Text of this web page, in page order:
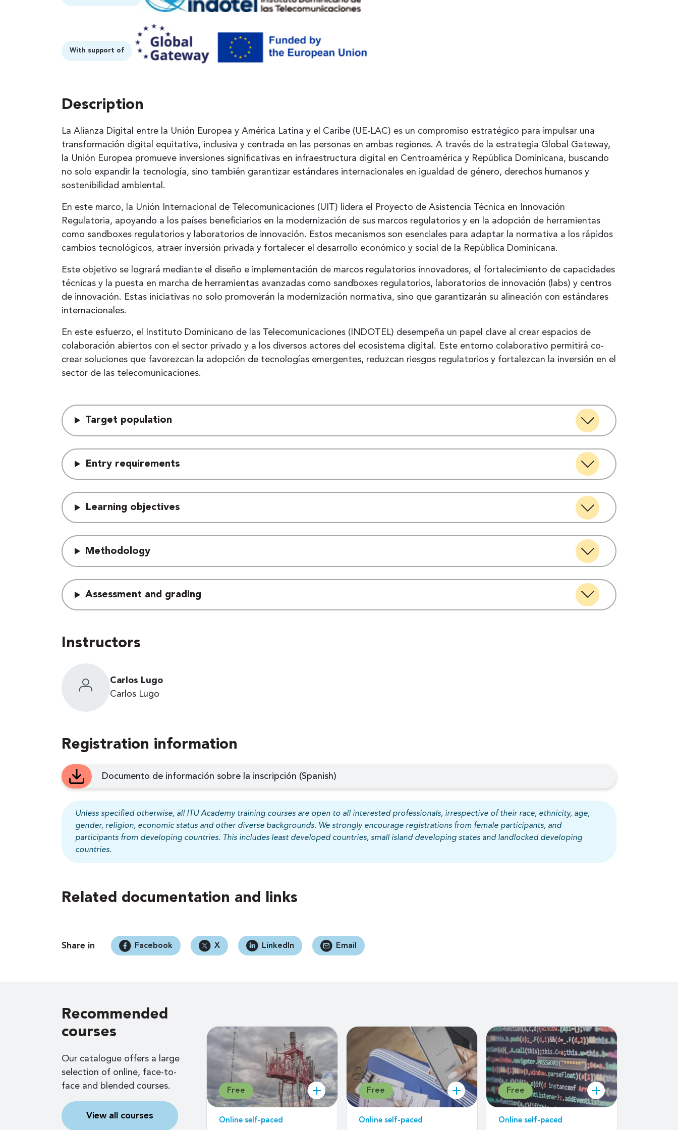
With support of
Description
La Alianza Digital entre la Unión Europea y América Latina y el Caribe (UE-LAC) es un compromiso estratégico para impulsar una
transformación digital equitativa, inclusiva y centrada en las personas en ambas regiones. A través de la estrategia Global Gateway,
la Unión Europea promueve inversiones significativas en infraestructura digital en Centroamérica y República Dominicana, buscando
no solo expandir la tecnología, sino también garantizar estándares internacionales en igualdad de género, derechos humanos y
sostenibilidad ambiental.
En este marco, la Unión Internacional de Telecomunicaciones (UIT) lidera el Proyecto de Asistencia Técnica en Innovación
Regulatoria, apoyando a los países beneficiarios en la modernización de sus marcos regulatorios y en la adopción de herramientas
como sandboxes regulatorios y laboratorios de innovación. Estos mecanismos son esenciales para adaptar la normativa a los rápidos
cambios tecnológicos, atraer inversión privada y fortalecer el desarrollo económico y social de la República Dominicana.
Este objetivo se logrará mediante el diseño e implementación de marcos regulatorios innovadores, el fortalecimiento de capacidades
técnicas y la puesta en marcha de herramientas avanzadas como sandboxes regulatorios, laboratorios de innovación (labs) y centros
de innovación. Estas iniciativas no solo promoverán la modernización normativa, sino que garantizarán su alineación con estándares
internacionales.
En este esfuerzo, el Instituto Dominicano de las Telecomunicaciones (INDOTEL) desempeña un papel clave al crear espacios de
colaboración abiertos con el sector privado y a los diversos actores del ecosistema digital. Este entorno colaborativo permitirá co-
crear soluciones que favorezcan la adopción de tecnologías emergentes, reduzcan riesgos regulatorios y fortalezcan la inversión en el
sector de las telecomunicaciones.
Target population
Entry requirements
Learning objectives
Methodology
Assessment and grading
Instructors
Carlos Lugo
Carlos Lugo
Registration information
Documento de información sobre la inscripción (Spanish)
Unless specified otherwise, all ITU Academy training courses are open to all interested professionals, irrespective of their race, ethnicity, age,
gender, religion, economic status and other diverse backgrounds. We strongly encourage registrations from female participants, and
participants from developing countries. This includes least developed countries, small island developing states and landlocked developing
countries.
Related documentation and links
Share in Facebook X LinkedIn Email
Recommended
courses
Our catalogue offers a large
selection of online, face-to-
face and blended courses.
View all courses
Free
Online self-paced
Free
Online self-paced
Free
Online self-paced
Free
Online self-paced